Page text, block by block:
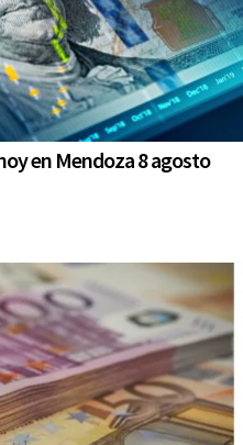
en Mendoza 8 agosto